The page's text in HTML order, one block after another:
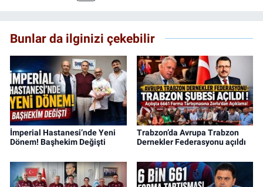
Bunlar da ilginizi çekebilir
İmperial Hastanesi’nde Yeni
Dönem! Başhekim Değişti
Trabzon’da Avrupa Trabzon
Dernekler Federasyonu açıldı